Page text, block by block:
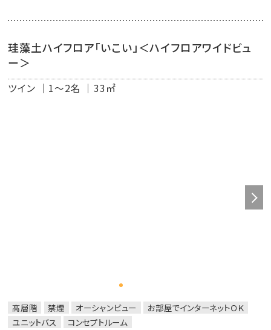
◆Wi-Fi
珪藻土ハイフロア「いこい」＜ハイフロアワイドビュ
ー＞
ツイン 1～2名 33㎡
高層階 禁煙 オーシャンビュー
お部屋でインターネットＯＫ
ユニットバス
コンセプトルーム